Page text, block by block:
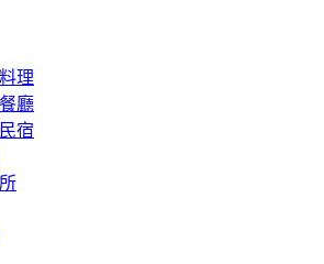
理
廳
宿